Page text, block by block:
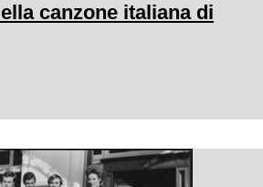
canzone italiana di